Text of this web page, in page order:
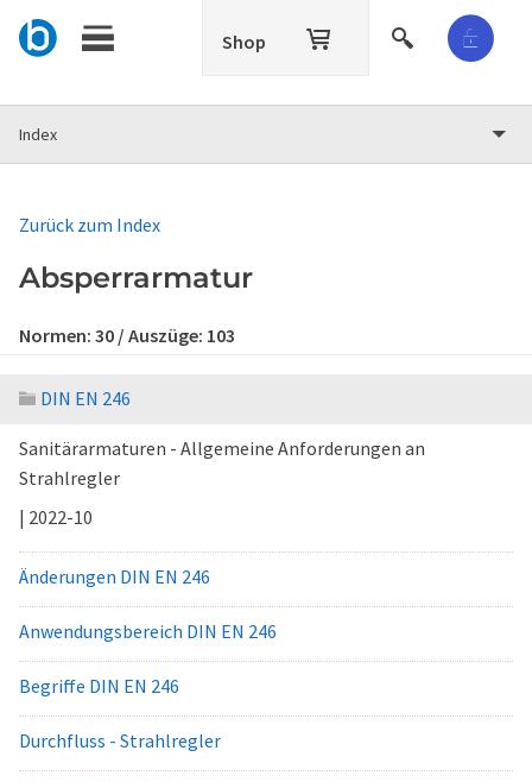
Shop
Index
Zurück zum Index
Absperrarmatur
Normen: 30 / Auszüge: 103
DIN EN 246
Sanitärarmaturen - Allgemeine Anforderungen an
Strahlregler
| 2022-10
Änderungen DIN EN 246
Anwendungsbereich DIN EN 246
Begriffe DIN EN 246
Durchfluss - Strahlregler